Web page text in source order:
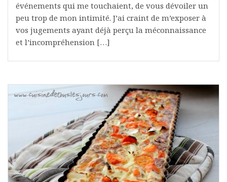
événements qui me touchaient, de vous dévoiler un
peu trop de mon intimité. J’ai craint de m’exposer à
vos jugements ayant déjà perçu la méconnaissance
et l’incompréhension […]